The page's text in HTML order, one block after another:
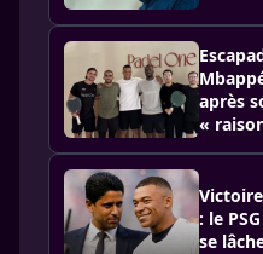
après
«
: le
se